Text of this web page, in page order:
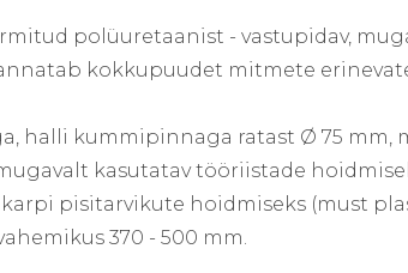
polüuretaanist - vastupidav,
kokkupuudet mitmete
halli kummipinnaga ratast Ø 75 mm,
kasutatav tööriistade
karpi pisitarvikute hoidmiseks (must
370 - 500 mm.